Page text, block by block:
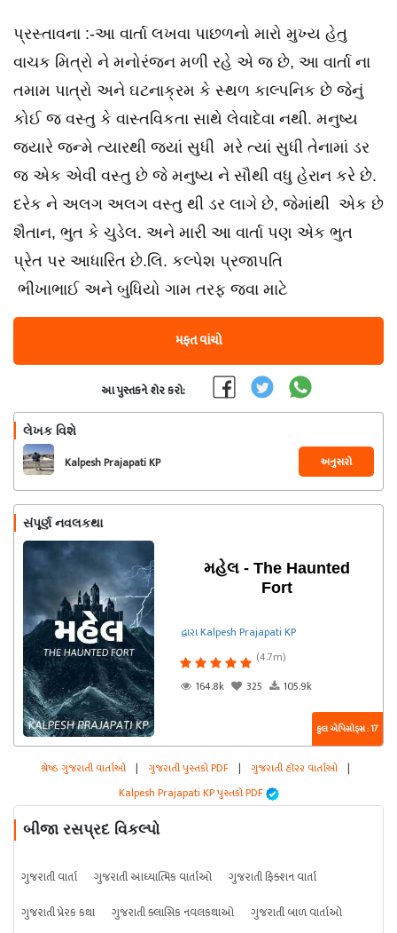
પ્રસ્તાવના :-આ વાર્તા લખવા પાછળનો મારો મુખ્ય હેતુ
વાચક મિત્રો ને મનોરંજન મળી રહે એ જ છે, આ વાર્તા ના
તમામ પાત્રો અને ઘટનાક્રમ કે સ્થળ કાલ્પનિક છે જેનું
કોઈ જ વસ્તુ કે વાસ્તવિકતા સાથે લેવાદેવા નથી. મનુષ્ય
જ્યારે જન્મે ત્યારથી જ્યાં સુધી મરે ત્યાં સુધી તેનામાં ડર
જ એક એવી વસ્તુ છે જે મનુષ્ય ને સૌથી વધુ હેરાન કરે છે.
દરેક ને અલગ અલગ વસ્તુ થી ડર લાગે છે, જેમાંથી એક છે
શૈતાન, ભુત કે ચુડેલ. અને મારી આ વાર્તા પણ એક ભુત
પ્રેત પર આધારિત છે.લિ. કલ્પેશ પ્રજાપતિ
ભીખાભાઈ અને બુધિયો ગામ તરફ જવા માટે
મફત વાંચો
આ પુસ્તકને શેર કરો:
લેખક વિશે
Kalpesh Prajapati KP અનુસરો
સંપૂર્ણ નવલકથા
મહેલ - The Haunted
Fort
દ્વારા Kalpesh Prajapati KP
(4.7m)
164.8k
325 105.9k
કુલ એપિસોડ્સ : 17
શ્રેષ્ઠ ગુજરાતી વાર્તાઓ | ગુજરાતી પુસ્તકો PDF | ગુજરાતી હૉરર વાર્તાઓ |
Kalpesh Prajapati KP પુસ્તકો PDF
બીજા રસપ્રદ વિકલ્પો
ગુજરાતી વાર્તા ગુજરાતી આધ્યાત્મિક વાર્તાઓ
ગુજરાતી ફિક્શન વાર્તા
ગુજરાતી પ્રેરક કથા
ગુજરાતી ક્લાસિક નવલકથાઓ ગુજરાતી બાળ વાર્તાઓ